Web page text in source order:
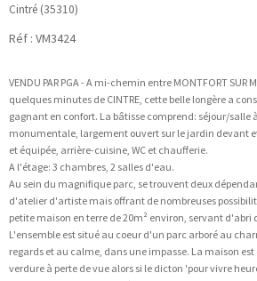
Cintré (35310)
Réf : VM3424
VENDU PAR PGA - A mi-chemin entre MONTFORT SUR
quelques minutes de CINTRE, cette belle longère a
gagnant en confort. La bâtisse comprend: séjour/salle
monumentale, largement ouvert sur le jardin devant
et équipée, arrière-cuisine, WC et chaufferie.
A l'étage: 3 chambres, 2 salles d'eau.
Au sein du magnifique parc, se trouvent deux
d'atelier d'artiste mais offrant de nombreuses
petite maison en terre de 20m² environ, servant d'abri
L'ensemble est situé au coeur d'un parc arboré au
regards et au calme, dans une impasse. La maison
verdure à perte de vue alors si le dicton 'pour vivre